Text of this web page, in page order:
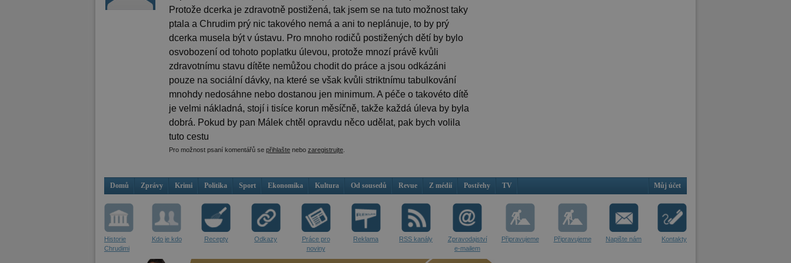
Protože dcerka je zdravotně postižená, tak jsem se na tuto možnost taky
ptala a Chrudim prý nic takového nemá a ani to neplánuje, to by prý
dcerka musela být v ústavu. Pro mnoho rodičů postižených dětí by bylo
osvobození od tohoto poplatku úlevou, protože mnozí právě kvůli
zdravotnímu stavu dítěte nemůžou chodit do práce a jsou odkázáni
pouze na sociální dávky, na které se však kvůli striktnímu tabulkování
mnohdy nedosáhne nebo dostanou jen minimum. A péče o takovéto dítě
je velmi nákladná, stojí i tisíce korun měsíčně, takže každá úleva by byla
dobrá. Pokud by pan Málek chtěl opravdu něco udělat, pak bych volila
tuto cestu
Pro možnost psaní komentářů se přihlašte nebo zaregistrujte
Domů Zprávy Krimi Politika Sport Ekonomika Kultura Od sousedů Revue Z médií Postřehy TV Můj účet
Historie
Chrudimi
Kdo je kdo Recepty Odkazy
Práce pro
noviny
Reklama RSS kanály
Zpravodajství
e-mailem
Připravujeme Připravujeme Napište nám Kontakty